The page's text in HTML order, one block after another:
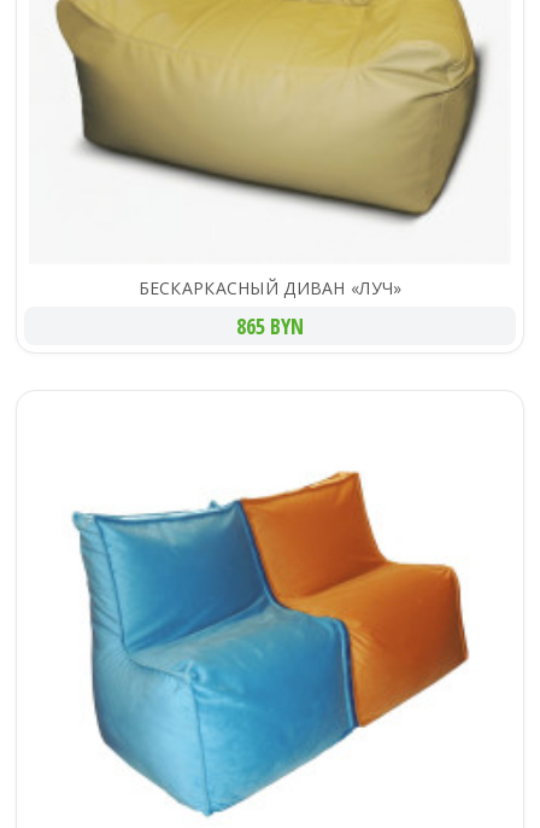
БЕСКАРКАСНЫЙ ДИВАН «ЛУЧ»
865 BYN